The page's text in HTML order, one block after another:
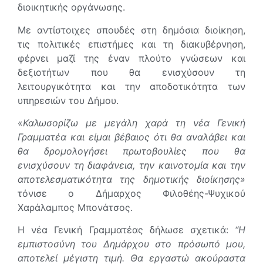
διοικητικής οργάνωσης.
Με αντίστοιχες σπουδές στη δημόσια διοίκηση,
τις πολιτικές επιστήμες και τη διακυβέρνηση,
φέρνει μαζί της έναν πλούτο γνώσεων και
δεξιοτήτων που θα ενισχύσουν τη
λειτουργικότητα και την αποδοτικότητα των
υπηρεσιών του Δήμου.
«Καλωσορίζω με μεγάλη χαρά τη νέα Γενική
Γραμματέα και είμαι βέβαιος ότι θα αναλάβει και
θα δρομολογήσει πρωτοβουλίες που θα
ενισχύσουν τη διαφάνεια, την καινοτομία και την
αποτελεσματικότητα της δημοτικής διοίκησης»
τόνισε ο Δήμαρχος Φιλοθέης-Ψυχικού
Χαράλαμπος Μπονάτσος.
Η νέα Γενική Γραμματέας δήλωσε σχετικά: “Η
εμπιστοσύνη του Δημάρχου στο πρόσωπό μου,
αποτελεί μέγιστη τιμή. Θα εργαστώ ακούραστα